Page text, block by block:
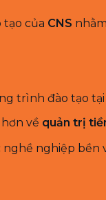
tạo của CNS
trình đào tạo
về quản trị
nghiệp bền